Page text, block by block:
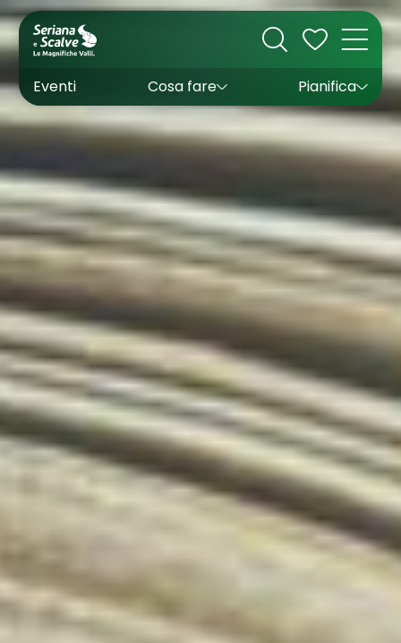
Eventi Cosa fare
Cultura
Outdoor
Esperienze
Pianifica
Dove dormire
Come arrivare
Come muoversi
Wishlist
Uffici turistici